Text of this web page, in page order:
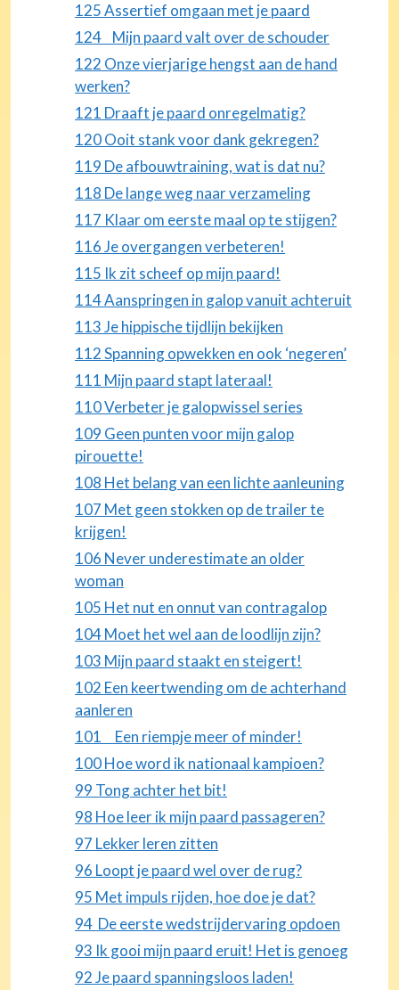
125 Assertief omgaan met je paard
124 Mijn paard valt over de schouder
122 Onze vierjarige hengst aan de hand
werken?
121 Draaft je paard onregelmatig?
120 Ooit stank voor dank gekregen?
119 De afbouwtraining, wat is dat nu?
118 De lange weg naar verzameling
117 Klaar om eerste maal op te stijgen?
116 Je overgangen verbeteren!
115 Ik zit scheef op mijn paard!
114 Aanspringen in galop vanuit achteruit
113 Je hippische tijdlijn bekijken
112 Spanning opwekken en ook ‘negeren’
111 Mijn paard stapt lateraal!
110 Verbeter je galopwissel series
109 Geen punten voor mijn galop
pirouette!
108 Het belang van een lichte aanleuning
107 Met geen stokken op de trailer te
krijgen!
106 Never underestimate an older
woman
105 Het nut en onnut van contragalop
104 Moet het wel aan de loodlijn zijn?
103 Mijn paard staakt en steigert!
102 Een keertwending om de achterhand
aanleren
101 Een riempje meer of minder!
100 Hoe word ik nationaal kampioen?
99 Tong achter het bit!
98 Hoe leer ik mijn paard passageren?
97 Lekker leren zitten
96 Loopt je paard wel over de rug?
95 Met impuls rijden, hoe doe je dat?
94 De eerste wedstrijdervaring opdoen
93 Ik gooi mijn paard eruit! Het is genoeg
92 Je paard spanningsloos laden!